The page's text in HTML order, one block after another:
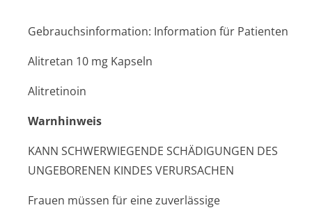
Gebrauchsinformation: Information für Patienten
Alitretan 10 mg Kapseln
Alitretinoin
Warnhinweis
KANN SCHWERWIEGENDE SCHÄDIGUNGEN DES
UNGEBORENEN KINDES VERURSACHEN
Frauen müssen für eine zuverlässige